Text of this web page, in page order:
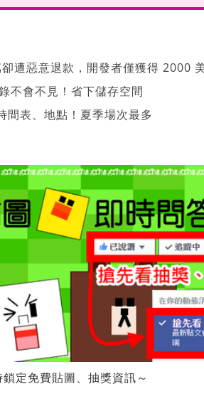
遭惡意退款，開發者僅獲得 2000
不會不見！省下儲存空間
間表、地點！夏季場次最多
鎖定免費貼圖、抽獎資訊～